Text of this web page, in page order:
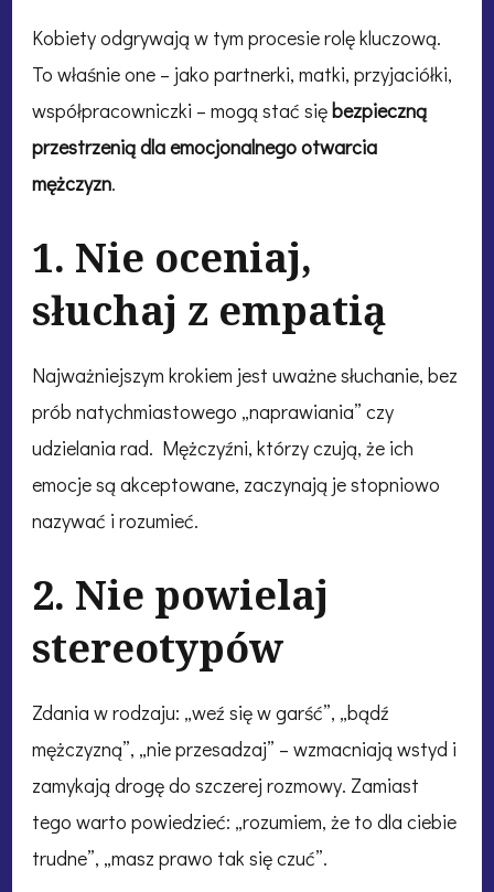
Kobiety odgrywają w tym procesie rolę kluczową.
To właśnie one – jako partnerki, matki, przyjaciółki,
współpracowniczki – mogą stać siębezpieczną
przestrzenią dla emocjonalnego otwarcia
mężczyzn.
1. Nie oceniaj,
słuchaj z empatią
Najważniejszym krokiem jest uważne słuchanie, bez
prób natychmiastowego „naprawiania” czy
udzielania rad. Mężczyźni, którzy czują, że ich
emocje są akceptowane, zaczynają je stopniowo
nazywać i rozumieć.
2. Nie powielaj
stereotypów
Zdania w rodzaju: „weź się w garść”, „bądź
mężczyzną”, „nie przesadzaj” – wzmacniają wstyd i
zamykają drogę do szczerej rozmowy. Zamiast
tego warto powiedzieć: „rozumiem, że to dla ciebie
trudne”, „masz prawo tak się czuć”.